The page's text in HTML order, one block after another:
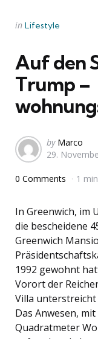
Categories
Posted
in Lifestyle
Auf den
Trump –
Posted
by
by Marco
29.
0 Comments 1 min
In Greenwich, im
die bescheidene
Greenwich
1992 gewohnt
Vorort der
Villa unterstreicht
Das Anwesen,
Quadratmeter